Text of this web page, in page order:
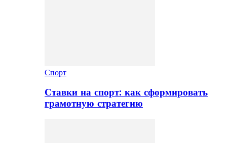
Спорт
Ставки на спорт: как сформировать
грамотную стратегию